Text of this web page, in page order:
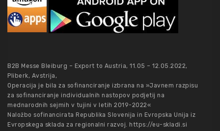
B2B Messe Bleiburg – Export to Austria, 11.05 – 12.05.2022,
Pliberk, Avstrija,
Operacija je bila za sofinanciranje izbrana na »Javnem razpisu
za sofinanciranje individualnih nastopov podjetij na
mednarodnih sejmih v tujini v letih 2019-2022«
Naložbo sofinancirata Republika Slovenija in Evropska Unija iz
Evropskega sklada za regionalni razvoj. https://eu-skladi.si